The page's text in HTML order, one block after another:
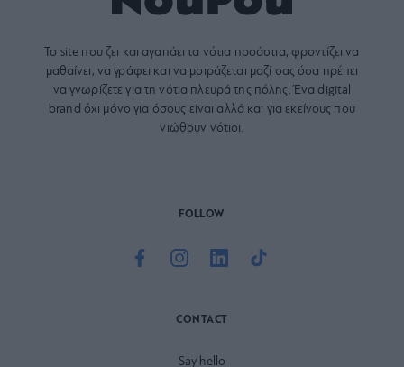
Το site που ζει και αγαπάει τα νότια προάστια, φροντίζει να
μαθαίνει, να γράφει και να μοιράζεται μαζί σας όσα πρέπει
να γνωρίζετε για τη νότια πλευρά της πόλης. Ένα digital
brand όχι μόνο για όσους είναι αλλά και για εκείνους που
νιώθουν νότιοι.
FOLLOW
CONTACT
Say hello